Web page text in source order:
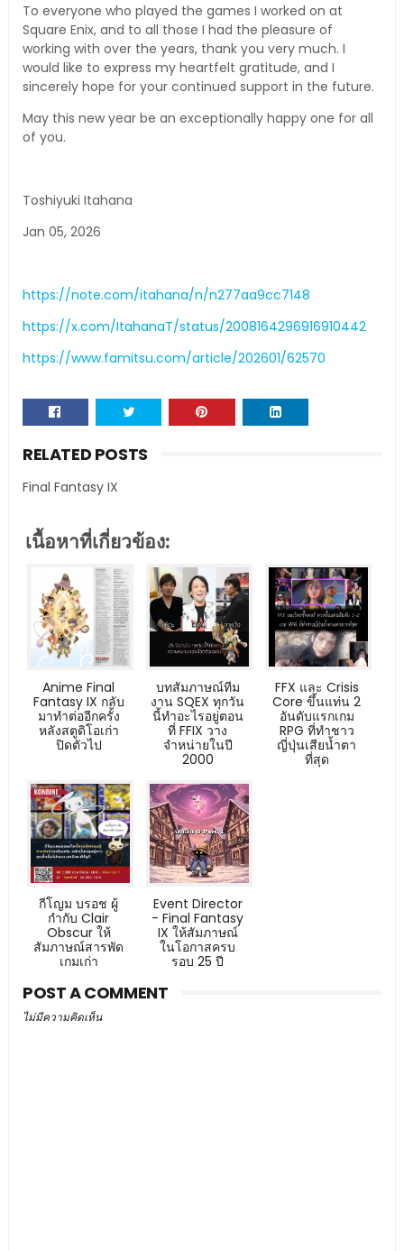
To everyone who played the games I worked on at
Square Enix, and to all those I had the pleasure of
working with over the years, thank you very much. I
would like to express my heartfelt gratitude, and I
sincerely hope for your continued support in the future.
May this new year be an exceptionally happy one for all
of you.
Toshiyuki Itahana
Jan 05, 2026
https://note.com/itahana/n/n277aa9cc7148
https://x.com/ItahanaT/status/2008164296916910442
https://www.famitsu.com/article/202601/62570
RELATED POSTS
Final Fantasy IX
เนื้อหาที่เกี่ยวข้อง:
Anime Final
Fantasy IX กลับ
มาทำต่ออีกครั้ง
หลังสตูดิโอเก่า
ปิดตัวไป
บทสัมภาษณ์ทีม
งาน SQEX ทุกวัน
นี้ทำอะไรอยู่ตอน
ที่ FFIX วาง
จำหน่ายในปี
2000
FFX และ Crisis
Core ขึ้นแท่น 2
อันดับแรกเกม
RPG ที่ทำชาว
ญี่ปุ่นเสียน้ำตา
ที่สุด
กีโญม บรอช ผู้
กำกับ Clair
Obscur ให้
สัมภาษณ์สารพัด
เกมเก่า
Event Director
- Final Fantasy
IX ให้สัมภาษณ์
ในโอกาสครบ
รอบ 25 ปี
POST A COMMENT
ไม่มีความคิดเห็น